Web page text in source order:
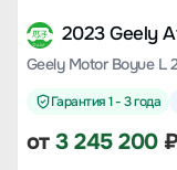
2023 Geely
Geely Motor Boyue L
Гарантия 1 - 3 года
от3 245 200